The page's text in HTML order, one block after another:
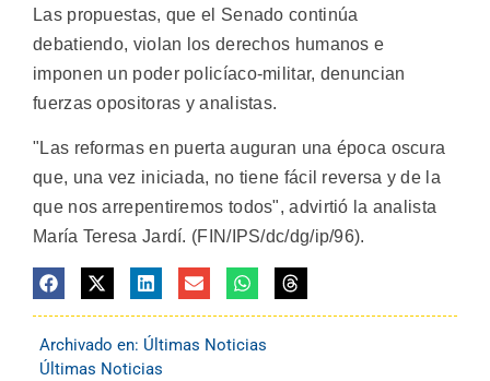
Las propuestas, que el Senado continúa
debatiendo, violan los derechos humanos e
imponen un poder policíaco-militar, denuncian
fuerzas opositoras y analistas.
"Las reformas en puerta auguran una época oscura
que, una vez iniciada, no tiene fácil reversa y de la
que nos arrepentiremos todos", advirtió la analista
María Teresa Jardí. (FIN/IPS/dc/dg/ip/96).
Archivado en: Últimas Noticias
Últimas Noticias